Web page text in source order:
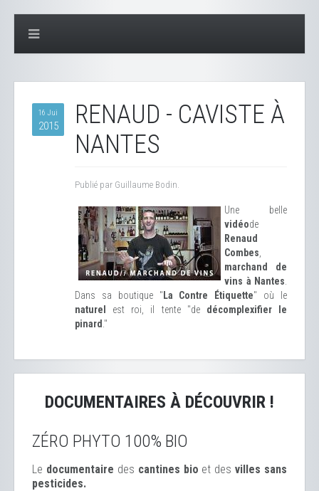
16 Jui
2015
RENAUD - CAVISTE À
NANTES
Publié par Guillaume Bodin.
Une belle
vidéode
Renaud
Combes
marchand de
vins à Nantes
Dans sa boutique " La Contre Étiquette" où le
naturel
est roi, il tente "de décomplexifier le
pinard ."
DOCUMENTAIRES À DÉCOUVRIR !
ZÉRO PHYTO 100% BIO
Le documentaire des cantines bio et desvilles sans
pesticides.